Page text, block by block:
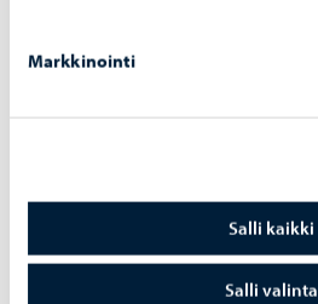
Markkinointi
Salli kaikki
Salli valinta
Asuminen ja ympäristö